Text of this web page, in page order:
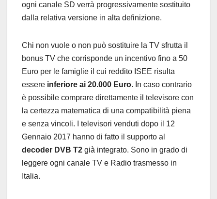
ogni canale SD verrà progressivamente sostituito
dalla relativa versione in alta definizione.
Chi non vuole o non può sostituire la TV sfrutta il
bonus TV che corrisponde un incentivo fino a 50
Euro per le famiglie il cui reddito ISEE risulta
essere inferiore ai 20.000 Euro. In caso contrario
è possibile comprare direttamente il televisore con
la certezza matematica di una compatibilità piena
e senza vincoli. I televisori venduti dopo il 12
Gennaio 2017 hanno di fatto il supporto al
decoder DVB T2 già integrato. Sono in grado di
leggere ogni canale TV e Radio trasmesso in
Italia.